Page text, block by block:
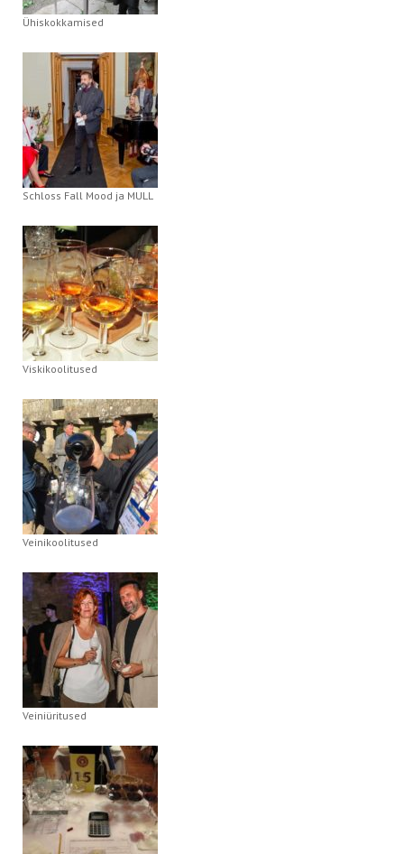
Ühiskokkamised
Schloss Fall Mood ja MULL
Viskikoolitused
Veinikoolitused
Veiniüritused